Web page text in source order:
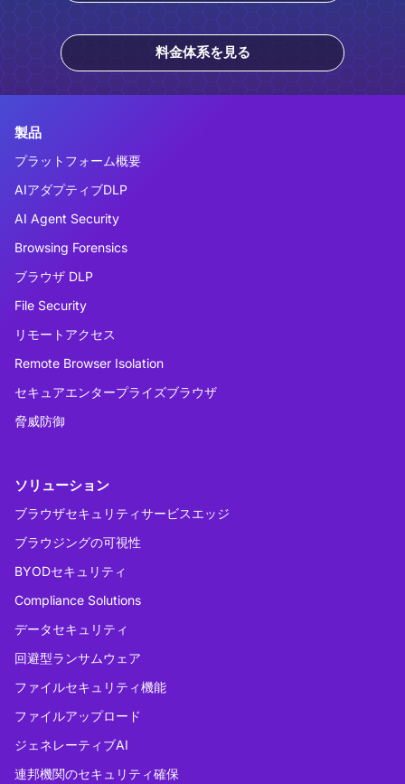
料金体系を見る
製品
プラットフォーム概要
AIアダプティブDLP
AI Agent Security
Browsing Forensics
ブラウザ DLP
File Security
リモートアクセス
Remote Browser Isolation
セキュアエンタープライズブラウザ
脅威防御
ソリューション
ブラウザセキュリティサービスエッジ
ブラウジングの可視性
BYODセキュリティ
Compliance Solutions
データセキュリティ
回避型ランサムウェア
ファイルセキュリティ機能
ファイルアップロード
ジェネレーティブAI
連邦機関のセキュリティ確保